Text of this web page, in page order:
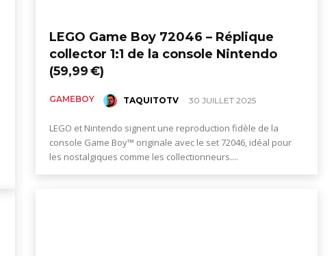
LEGO Game Boy 72046 – Réplique
collector 1:1 de la console Nintendo
(59,99 €)
GAMEBOY TAQUITOTV - 30 JUILLET 2025
LEGO et Nintendo signent une reproduction fidèle de la
console Game Boy™ originale avec le set 72046, idéal pour
les nostalgiques comme les collectionneurs....